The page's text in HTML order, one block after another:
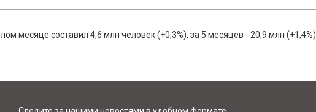
месяце составил 4,6 млн человек (+0,3%), за 5 месяцев - 20,9 млн (+1,4%).